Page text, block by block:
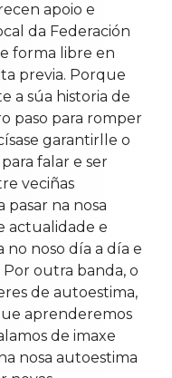
apoio e
da Federación
forma libre en
previa. Porque
a súa historia de
paso para romper
garantirlle o
falar e ser
veciñas
pasar na nosa
actualidade e
noso día a día e
outra banda, o
de autoestima,
aprenderemos
de imaxe
nosa autoestima